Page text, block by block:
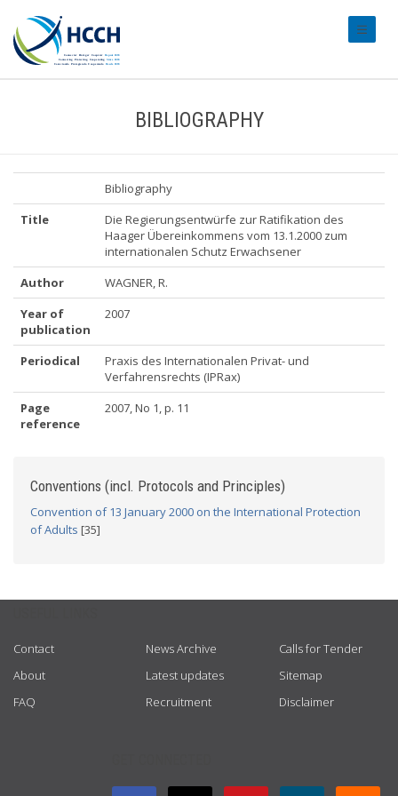
BIBLIOGRAPHY
Bibliography
Title
Die Regierungsentwürfe zur Ratifikation des
Haager Übereinkommens vom 13.1.2000 zum
internationalen Schutz Erwachsener
Author
WAGNER, R.
Year of
publication
2007
Periodical
Praxis des Internationalen Privat- und
Verfahrensrechts (IPRax)
Page
reference
2007, No 1, p. 11
Conventions (incl. Protocols and Principles)
Convention of 13 January 2000 on the International Protection
of Adults [35]
Contact
About
FAQ
News Archive
Latest updates
Recruitment
Calls for Tender
Sitemap
Disclaimer